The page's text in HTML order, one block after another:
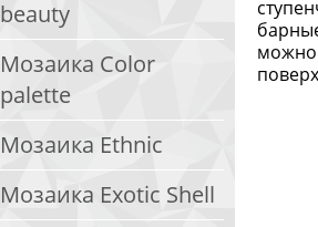
beauty
Мозаика Color
palette
Мозаика Ethnic
Мозаика Exotic Shell
можно